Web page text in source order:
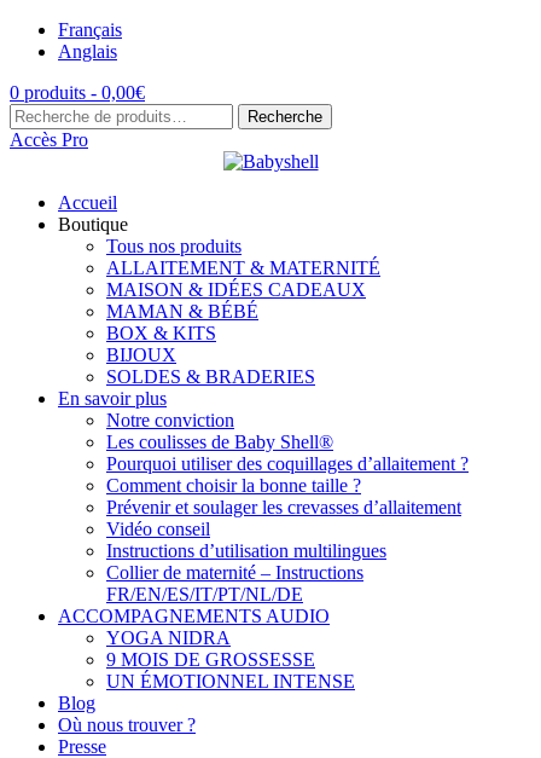
Français
Anglais
0 produits - 0,00€
Recherche
pour :
Recherche
Accès Pro
Accueil
Boutique
Tous nos produits
ALLAITEMENT & MATERNITÉ
MAISON & IDÉES CADEAUX
MAMAN & BÉBÉ
BOX & KITS
BIJOUX
SOLDES & BRADERIES
En savoir plus
Notre conviction
Les coulisses de Baby Shell®
Pourquoi utiliser des coquillages d’allaitement ?
Comment choisir la bonne taille ?
Prévenir et soulager les crevasses d’allaitement
Vidéo conseil
Instructions d’utilisation multilingues
Collier de maternité – Instructions
FR/EN/ES/IT/PT/NL/DE
ACCOMPAGNEMENTS AUDIO
YOGA NIDRA
9 MOIS DE GROSSESSE
UN ÉMOTIONNEL INTENSE
Blog
Où nous trouver ?
Presse